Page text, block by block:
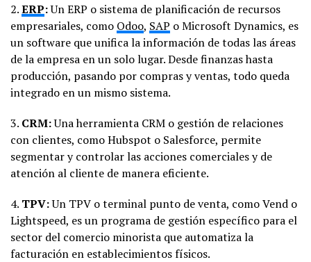
2.ERP:Un ERP o sistema de planificación de recursos
empresariales, como Odoo, SAP o Microsoft Dynamics, es
un software que unifica la información de todas las áreas
de la empresa en un solo lugar. Desde finanzas hasta
producción, pasando por compras y ventas, todo queda
integrado en un mismo sistema.
3. CRM:Una herramienta CRM o gestión de relaciones
con clientes, como Hubspot o Salesforce, permite
segmentar y controlar las acciones comerciales y de
atención al cliente de manera eficiente.
4. TPV:Un TPV o terminal punto de venta, como Vend o
Lightspeed, es un programa de gestión específico para el
sector del comercio minorista que automatiza la
facturación en establecimientos físicos.